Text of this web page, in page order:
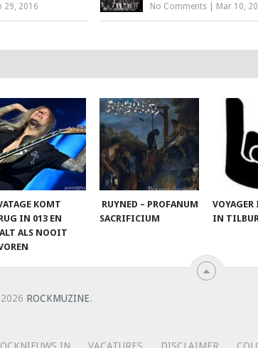
29, 2016 No Comments Mar 10,
KOMT
IN 013 EN
ALS NOOIT
RUYNED – PROFANUM
SACRIFICIUM
IN
ROCKMUZINE.